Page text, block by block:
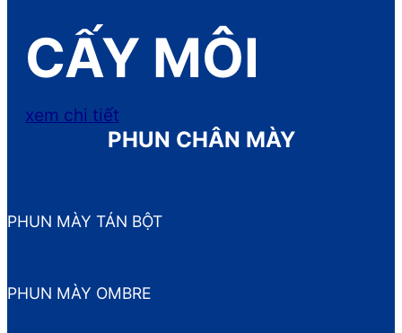
CẤY MÔI
xem chi tiết
PHUN CHÂN MÀY
PHUN MÀY TÁN BỘT
PHUN MÀY OMBRE